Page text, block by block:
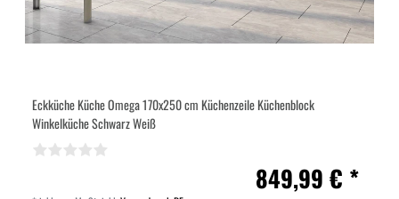
Eckküche Küche Omega 170x250 cm Küchenzeile Küchenblock
Winkelküche Schwarz Weiß
849,99 € *